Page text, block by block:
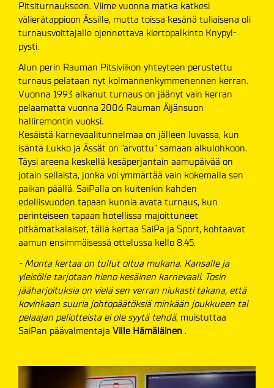
Pitsiturnaukseen. Viime vuonna matka katkesi
välierätappioon Ässille, mutta toissa kesänä tuliaisena oli
turnausvoittajalle ojennettava kiertopalkinto Knypyl-
pysti.
Alun perin Rauman Pitsiviikon yhteyteen perustettu
turnaus pelataan nyt kolmannenkymmenennen kerran.
Vuonna 1993 alkanut turnaus on jäänyt vain kerran
pelaamatta vuonna 2006 Rauman Äijänsuon
halliremontin vuoksi.
Kesäistä karnevaalitunnelmaa on jälleen luvassa, kun
isäntä Lukko ja Ässät on ”arvottu” samaan alkulohkoon.
Täysi areena keskellä kesäperjantain aamupäivää on
jotain sellaista, jonka voi ymmärtää vain kokemalla sen
paikan päällä. SaiPalla on kuitenkin kahden
edellisvuoden tapaan kunnia avata turnaus, kun
perinteiseen tapaan hotellissa majoittuneet
pitkämatkalaiset, tällä kertaa SaiPa ja Sport, kohtaavat
aamun ensimmäisessä ottelussa kello 8.45.
- Monta kertaa on tullut oltua mukana. Kansalle ja
yleisölle tarjotaan hieno kesäinen karnevaali. Tosin
jääharjoituksia on vielä sen verran niukasti takana, että
kovinkaan suuria johtopäätöksiä minkään joukkueen tai
pelaajan peliotteista ei ole syytä tehdä, muistuttaa
SaiPan päävalmentaja Ville Hämäläinen .